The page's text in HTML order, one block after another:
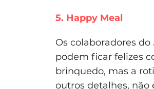
5. Happy Meal
Os colaboradores do
podem ficar felizes
brinquedo, mas a
outros detalhes, não